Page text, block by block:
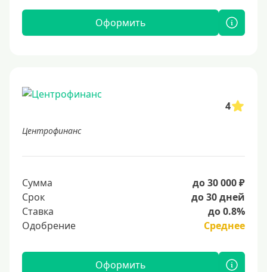
Оформить
4
Центрофинанс
Сумма
до 30 000 ₽
Срок
до 30 дней
Ставка
до 0.8%
Одобрение
Среднее
Оформить